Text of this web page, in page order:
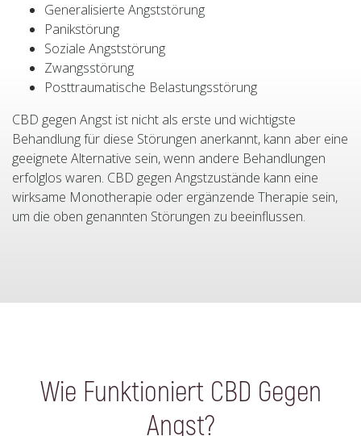
Generalisierte Angststörung
Panikstörung
Soziale Angststörung
Zwangsstörung
Posttraumatische Belastungsstörung
CBD gegen Angst ist nicht als erste und wichtigste
Behandlung für diese Störungen anerkannt, kann aber eine
geeignete Alternative sein, wenn andere Behandlungen
erfolglos waren. CBD gegen Angstzustände kann eine
wirksame Monotherapie oder ergänzende Therapie sein,
um die oben genannten Störungen zu beeinflussen.
Wie Funktioniert CBD Gegen
Angst?